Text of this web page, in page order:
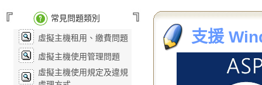
常見問題類別
虛擬主機租用、繳費問題
虛擬主機使用管理問題
虛擬主機使用規定及違規
支援